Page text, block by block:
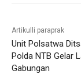
Artikulli paraprak
Unit Polsatwa
Polda NTB Gelar
Gabungan